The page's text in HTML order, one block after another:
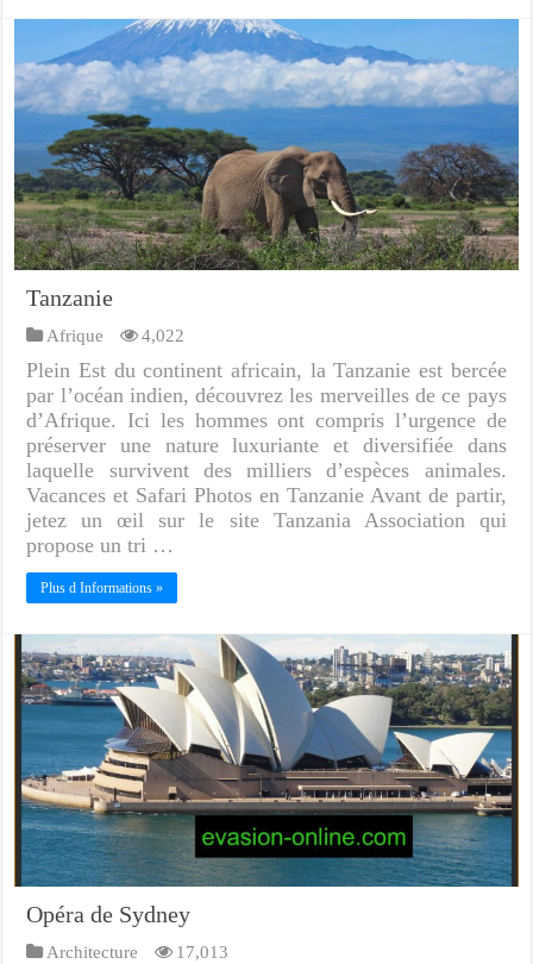
Tanzanie
Afrique 4,022
Plein Est du continent africain, la Tanzanie est bercée
par l’océan indien, découvrez les merveilles de ce pays
d’Afrique. Ici les hommes ont compris l’urgence de
préserver une nature luxuriante et diversifiée dans
laquelle survivent des milliers d’espèces animales.
Vacances et Safari Photos en Tanzanie Avant de partir,
jetez un œil sur le site Tanzania Association qui
propose un tri …
Plus d Informations »
Opéra de Sydney
Architecture 17,013